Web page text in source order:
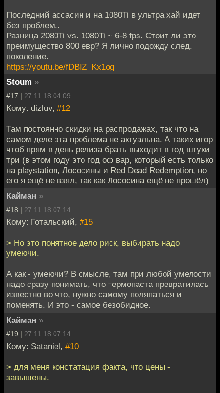
Последний ассасин и на 1080Ti в ультра хай идет
без проблем..
Разница 2080Ti vs. 1080Ti ~ 6-8 fps. Стоит ли это
преимущество 800 евр? Я лично подожду след.
поколение.
https://youtu.be/fDBIZ_Kx1og
Stoum »
#17 | 27.11.18 04:09
Кому: dizluv, #12
Там постоянно скидки на распродажах, так что на
самом деле эта проблема не актуальна. А таких игор
чтоб прям в день релиза брать выходит в год штуки
три (в этом году это год оф вар, который есть только
на playstation, Лососины и Red Dead Redemption, но
его я ещё не взял, так как Лососина ещё не прошёл)
Кайман »
#18 | 27.11.18 07:14
Кому: Готальский, #15
> Но это понятное дело риск, выбирать надо
умеючи.
А как - умеючи? В смысле, там при любой умелости
надо сразу понимать, что термопаста превратилась
известно во что, нужно самому поляпаться и
поменять. И это - самое безобидное.
Кайман »
#19 | 27.11.18 07:14
Кому: Sataniel, #10
> для меня констатация факта, что цены -
завышены.